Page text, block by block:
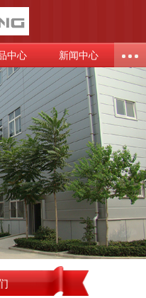
中心 新闻中心